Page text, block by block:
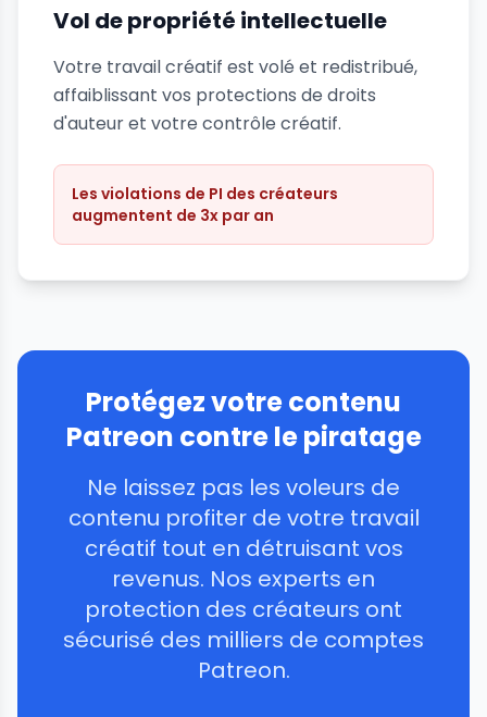
Vol de propriété intellectuelle
Votre travail créatif est volé et redistribué,
affaiblissant vos protections de droits
d'auteur et votre contrôle créatif.
Les violations de PI des créateurs
augmentent de 3x par an
Protégez votre contenu
Patreon contre le piratage
Ne laissez pas les voleurs de
contenu profiter de votre travail
créatif tout en détruisant vos
revenus. Nos experts en
protection des créateurs ont
sécurisé des milliers de comptes
Patreon.